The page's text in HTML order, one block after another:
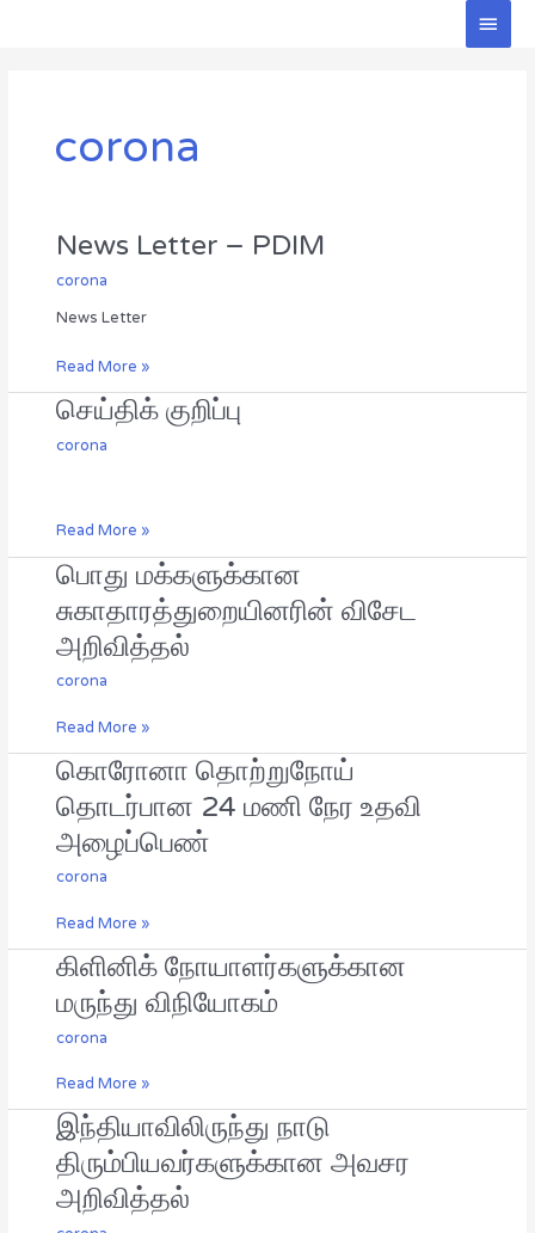
Main
corona
News Letter – PDIM
corona
News Letter
News
–
PDIM
Read More »
செய்திக் குறிப்பு
corona
செய்திக்
Read More »
பொது மக்களுக்கான
சுகாதாரத்துறையினரின் விசேட
அறிவித்தல்
corona
பொது
மக்களுக்கான
சுகாதாரத்துறையினரின்
விசேட
அறிவித்தல்
Read More »
கொரோனா தொற்றுநோய்
தொடர்பான 24 மணி நேர உதவி
அழைப்பெண்
corona
கொரோனா
தொற்றுநோய்
தொடர்பான
24
உதவி
Read More »
கிளினிக் நோயாளர்களுக்கான
மருந்து விநியோகம்
corona
கிளினிக்
நோயாளர்களுக்கான
மருந்து
விநியோகம்
Read More »
இந்தியாவிலிருந்து நாடு
திரும்பியவர்களுக்கான அவசர
அறிவித்தல்
இந்தியாவிலிருந்து
நாடு
திரும்பியவர்களுக்கான
அவசர
அறிவித்தல்